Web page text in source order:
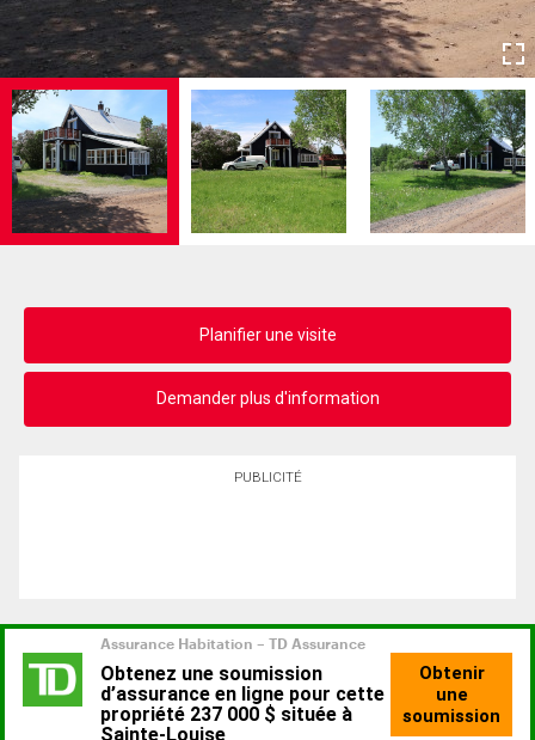
Planifier une visite
Demander plus d'information
PUBLICITÉ